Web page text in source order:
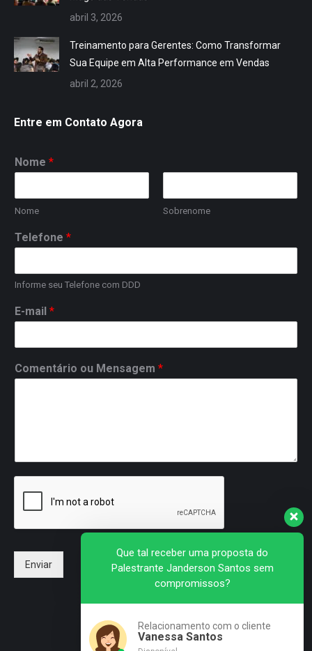
abril 3, 2026
Treinamento para Gerentes: Como Transformar
Sua Equipe em Alta Performance em Vendas
abril 2, 2026
Entre em Contato Agora
Nome *
Nome Sobrenome
Telefone *
Informe seu Telefone com DDD
E-mail *
Comentário ou Mensagem *
Enviar
Que tal receber uma proposta do
Palestrante Janderson Santos sem
compromissos?
Relacionamento com o cliente
Vanessa Santos